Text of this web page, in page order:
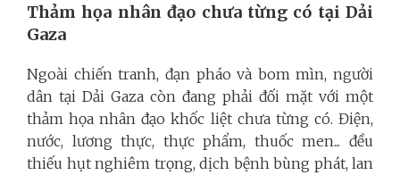
Thảm họa nhân đạo chưa từng có tại Dải
Gaza
Ngoài chiến tranh, đạn pháo và bom mìn, người
dân tại Dải Gaza còn đang phải đối mặt với một
thảm họa nhân đạo khốc liệt chưa từng có. Điện,
nước, lương thực, thực phẩm, thuốc men... đều
thiếu hụt nghiêm trọng, dịch bệnh bùng phát, lan